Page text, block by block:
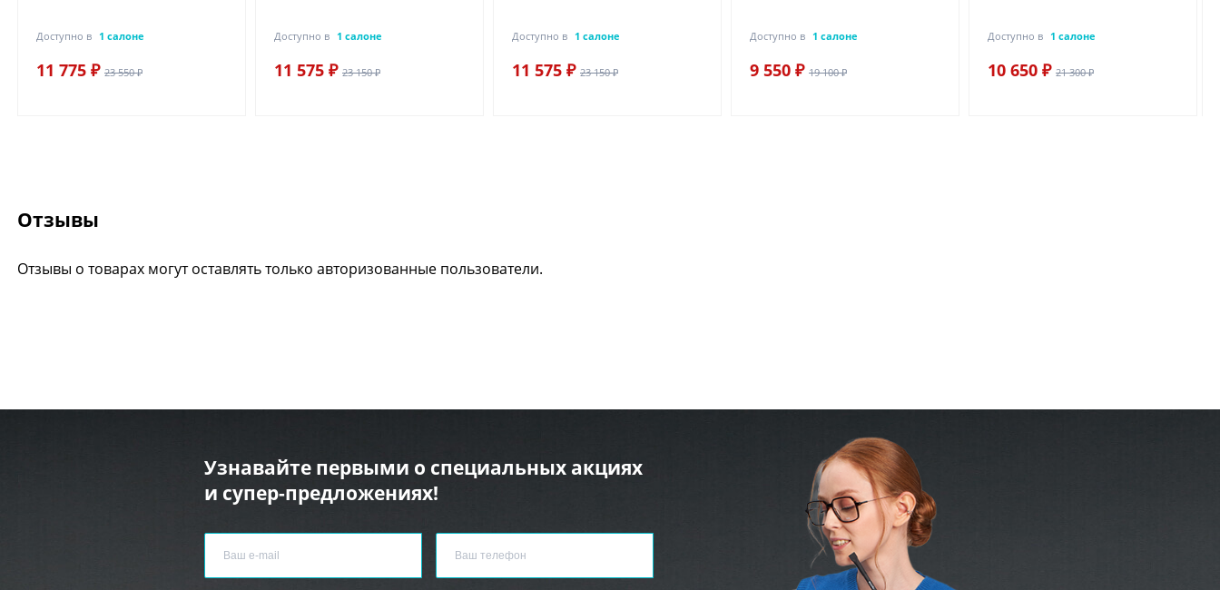
Доступно в 1 салоне
11 775 ₽ 23 550 ₽
Доступно в 1 салоне
11 575 ₽ 23 150 ₽
Доступно в 1 салоне
11 575 ₽ 23 150 ₽
Доступно в 1 салоне
9 550 ₽ 19 100 ₽
Доступно в 1 салоне
10 650 ₽ 21 300 ₽
Отзывы
Отзывы о товарах могут оставлять только авторизованные пользователи.
Узнавайте первыми о специальных акциях
и супер-предложениях!